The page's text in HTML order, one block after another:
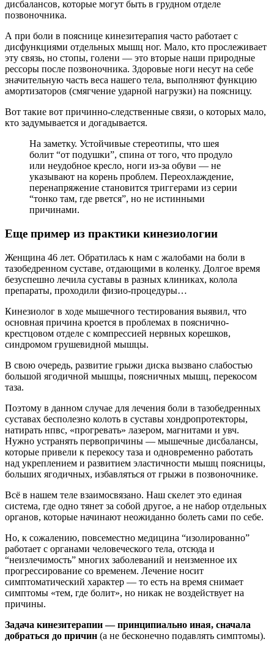
дисбалансов, которые могут быть в грудном отделе
позвоночника.
А при боли в пояснице кинезитерапия часто работает с
дисфункциями отдельных мышц ног. Мало, кто прослеживает
эту связь, но стопы, голени — это вторые наши природные
рессоры после позвоночника. Здоровые ноги несут на себе
значительную часть веса нашего тела, выполняют функцию
амортизаторов (смягчение ударной нагрузки) на поясницу.
Вот такие вот причинно-следственные связи, о которых мало,
кто задумывается и догадывается.
На заметку. Устойчивые стереотипы, что шея
болит “от подушки”, спина от того, что продуло
или неудобное кресло, ноги из-за обуви — не
указывают на корень проблем. Переохлаждение,
перенапряжение становится триггерами из серии
“тонко там, где рвется”, но не истинными
причинами.
Еще пример из практики кинезиологии
Женщина 46 лет. Обратилась к нам с жалобами на боли в
тазобедренном суставе, отдающими в коленку. Долгое время
безуспешно лечила суставы в разных клиниках, колола
препараты, проходили физио-процедуры…
Кинезиолог в ходе мышечного тестирования выявил, что
основная причина кроется в проблемах в пояснично-
крестцовом отделе с компрессией нервных корешков,
синдромом грушевидной мышцы.
В свою очередь, развитие грыжи диска вызвано слабостью
большой ягодичной мышцы, поясничных мышц, перекосом
таза.
Поэтому в данном случае для лечения боли в тазобедренных
суставах бесполезно колоть в суставы хондропротекторы,
натирать нпвс, «прогревать» лазером, магнитами и увч.
Нужно устранять первопричины — мышечные дисбалансы,
которые привели к перекосу таза и одновременно работать
над укреплением и развитием эластичности мышц поясницы,
больших ягодичных, избавляться от грыжи в позвоночнике.
Всё в нашем теле взаимосвязано. Наш скелет это единая
система, где одно тянет за собой другое, а не набор отдельных
органов, которые начинают неожиданно болеть сами по себе.
Но, к сожалению, повсеместно медицина “изолированно”
работает с органами человеческого тела, отсюда и
“неизлечимость” многих заболеваний и неизменное их
прогрессирование со временем. Лечение носит
симптоматический характер — то есть на время снимает
симптомы «тем, где болит», но никак не воздействует на
причины.
Задача кинезитерапии — принципиально иная, сначала
добраться до причин (а не бесконечно подавлять симптомы).